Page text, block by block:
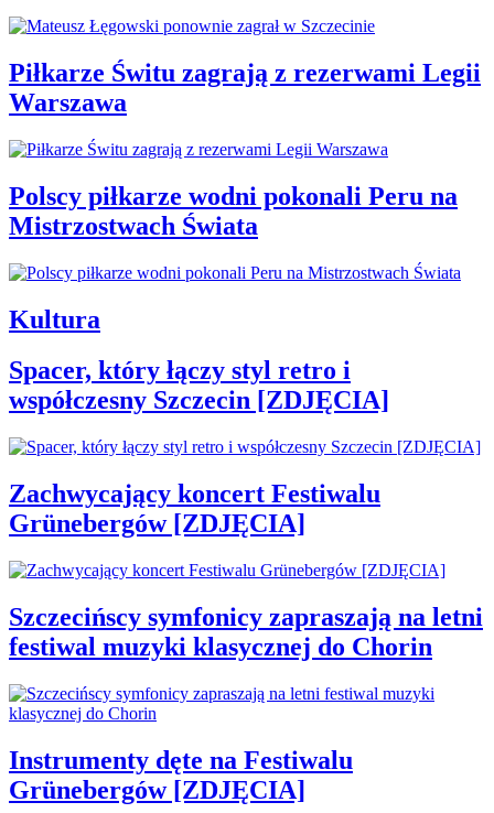
Piłkarze Świtu zagrają z rezerwami Legii
Warszawa
Polscy piłkarze wodni pokonali Peru na
Mistrzostwach Świata
Kultura
Spacer, który łączy styl retro i
współczesny Szczecin [ZDJĘCIA]
Zachwycający koncert Festiwalu
Grünebergów [ZDJĘCIA]
Szczecińscy symfonicy zapraszają na letni
festiwal muzyki klasycznej do Chorin
Instrumenty dęte na Festiwalu
Grünebergów [ZDJĘCIA]